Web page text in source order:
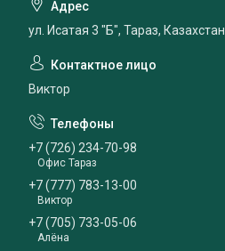
ул. Исатая 3 "Б", Тараз, Казахстан
Виктор
+7 (726) 234-70-98
Офис Тараз
+7 (777) 783-13-00
Виктор
+7 (705) 733-05-06
Алёна